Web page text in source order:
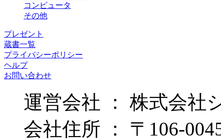
コンピュータ
その他
プレゼント
蔵書一覧
プライバシーポリシー
ヘルプ
お問い合わせ
運営会社 ： 株式会社
会社住所 ： 〒106-